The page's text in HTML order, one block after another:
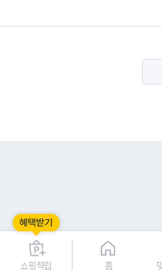
쇼핑적립 홈